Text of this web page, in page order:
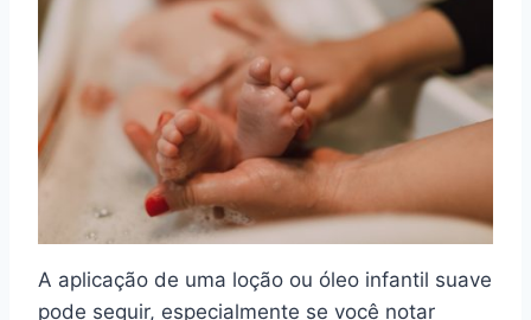
A aplicação de uma loção ou óleo infantil suave
pode seguir, especialmente se você notar